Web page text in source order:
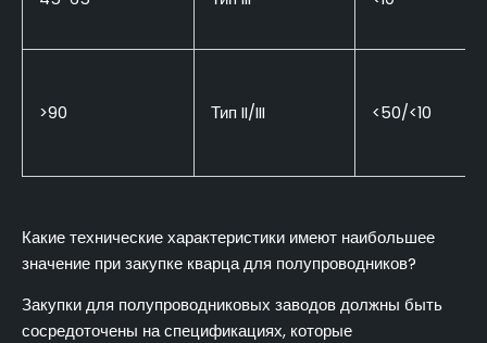
>90 Тип II/III <50/<10
Какие технические характеристики имеют наибольшее
значение при закупке кварца для полупроводников?
Закупки для полупроводниковых заводов должны быть
сосредоточены на спецификациях, которые